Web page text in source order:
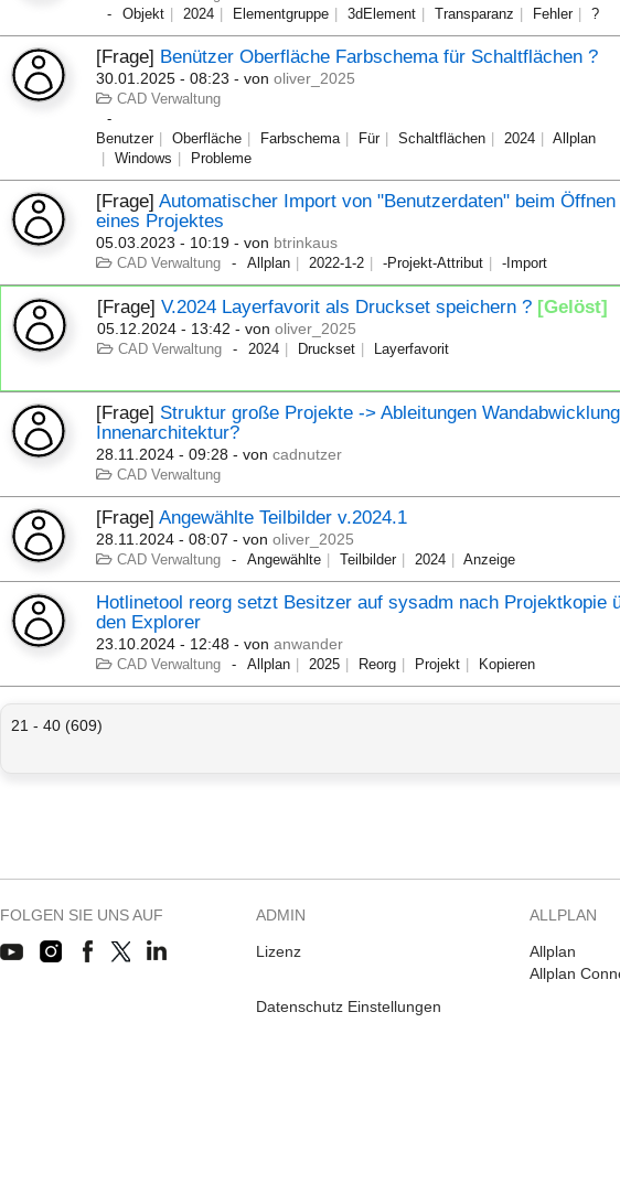
Objekt
2024 Elementgruppe 3dElement Transparanz Fehler ?
[Frage] Benützer Oberfläche Farbschema für Schaltflächen ?
30.01.2025 - 08:23 - vonoliver_2025
CAD Verwaltung
Benutzer Oberfläche Farbschema Für Schaltflächen 2024
Allplan
Windows
Probleme
[Frage]Automatischer Import von "Benutzerdaten" beim Öffnen
eines Projektes
05.03.2023 - 10:19 - von btrinkaus
CAD Verwaltung Allplan 2022-1-2 -Projekt-Attribut -Import
[Frage]V.2024 Layerfavorit als Druckset speichern ? [Gelöst]
05.12.2024 - 13:42 - vonoliver_2025
CAD Verwaltung 2024 Druckset Layerfavorit
[Frage] Struktur große Projekte -> Ableitungen
Innenarchitektur?
28.11.2024 - 09:28 - voncadnutzer
CAD Verwaltung
[Frage]Angewählte Teilbilder v.2024.1
28.11.2024 - 08:07 - vonoliver_2025
CAD Verwaltung Angewählte Teilbilder 2024 Anzeige
Hotlinetool reorg setzt Besitzer auf sysadm nach Projektkopie
den Explorer
23.10.2024 - 12:48 - vonanwander
CAD Verwaltung Allplan 2025 Reorg Projekt Kopieren
21 - 40 (609)
FOLGEN SIE UNS AUF ADMIN
Lizenz
Datenschutz Einstellungen
ALLPLAN
Allplan
Allplan